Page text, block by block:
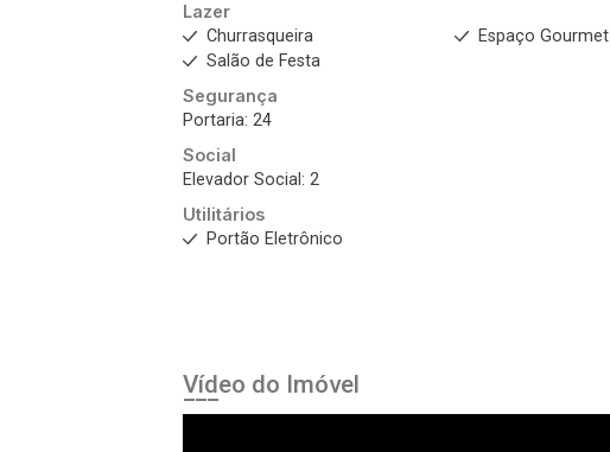
Lazer
Churrasqueira
Espaço Gourmet
Salão de Festa
Segurança
Portaria: 24
Social
Elevador Social: 2
Utilitários
Portão Eletrônico
Vídeo do Imóvel